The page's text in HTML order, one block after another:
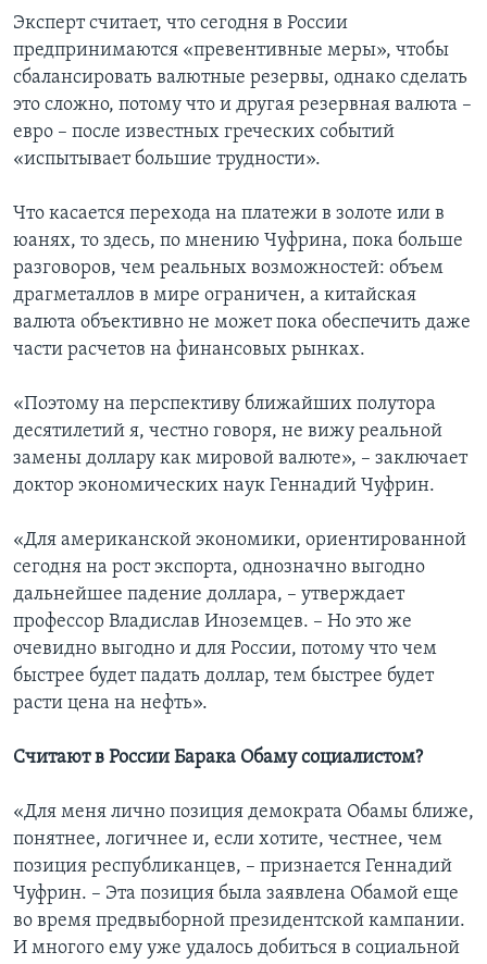
Эксперт считает, что сегодня в России
предпринимаются «превентивные меры», чтобы
сбалансировать валютные резервы, однако сделать
это сложно, потому что и другая резервная валюта –
евро – после известных греческих событий
«испытывает большие трудности».
Что касается перехода на платежи в золоте или в
юанях, то здесь, по мнению Чуфрина, пока больше
разговоров, чем реальных возможностей: объем
драгметаллов в мире ограничен, а китайская
валюта объективно не может пока обеспечить даже
части расчетов на финансовых рынках.
«Поэтому на перспективу ближайших полутора
десятилетий я, честно говоря, не вижу реальной
замены доллару как мировой валюте», – заключает
доктор экономических наук Геннадий Чуфрин.
«Для американской экономики, ориентированной
сегодня на рост экспорта, однозначно выгодно
дальнейшее падение доллара, – утверждает
профессор Владислав Иноземцев. – Но это же
очевидно выгодно и для России, потому что чем
быстрее будет падать доллар, тем быстрее будет
расти цена на нефть».
Считают в России Барака Обаму социалистом?
«Для меня лично позиция демократа Обамы ближе,
понятнее, логичнее и, если хотите, честнее, чем
позиция республиканцев, – признается Геннадий
Чуфрин. – Эта позиция была заявлена Обамой еще
во время предвыборной президентской кампании.
И многого ему уже удалось добиться в социальной